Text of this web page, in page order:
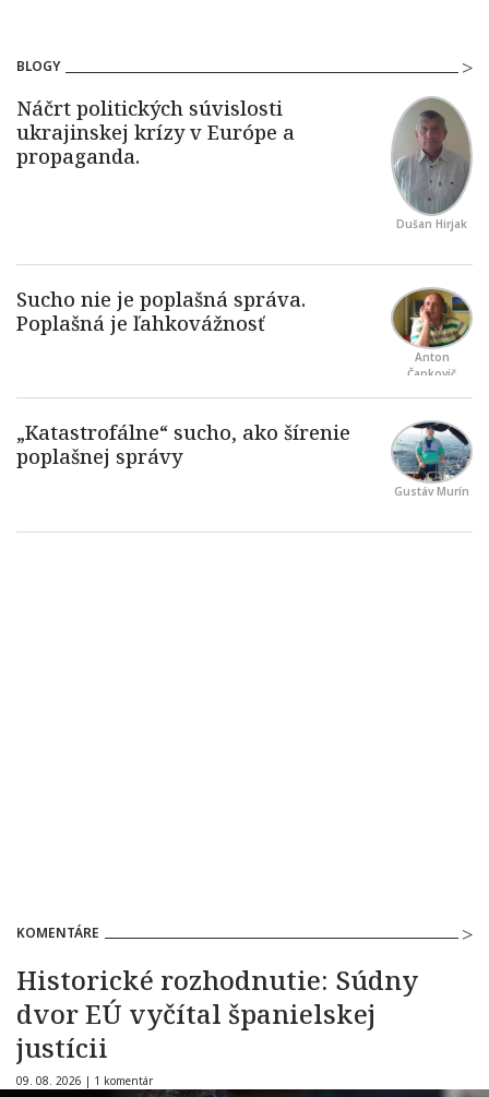
BLOGY
Dušan Hirjak
Anton
Čapkovič
Gustáv Murín
KOMENTÁRE
Historické rozhodnutie: Súdny
dvor EÚ vyčítal španielskej
justícii
09. 08. 2026 | 1 komentár